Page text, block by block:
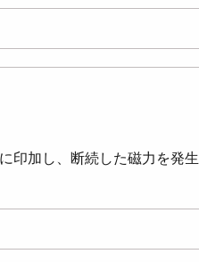
印加し、断続した磁力を発生